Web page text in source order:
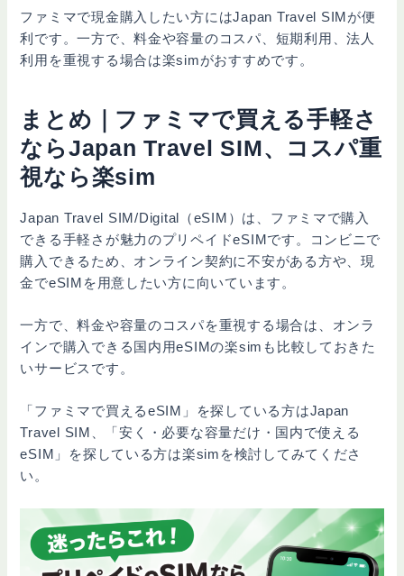
ファミマで現金購入したい方にはJapan Travel SIMが便
利です。一方で、料金や容量のコスパ、短期利用、法人
利用を重視する場合は楽simがおすすめです。
まとめ｜ファミマで買える手軽さ
ならJapan Travel SIM、コスパ重
視なら楽sim
Japan Travel SIM/Digital（eSIM）は、ファミマで購入
できる手軽さが魅力のプリペイドeSIMです。コンビニで
購入できるため、オンライン契約に不安がある方や、現
金でeSIMを用意したい方に向いています。
一方で、料金や容量のコスパを重視する場合は、オンラ
インで購入できる国内用eSIMの楽simも比較しておきた
いサービスです。
「ファミマで買えるeSIM」を探している方はJapan
Travel SIM、「安く・必要な容量だけ・国内で使える
eSIM」を探している方は楽simを検討してみてくださ
い。